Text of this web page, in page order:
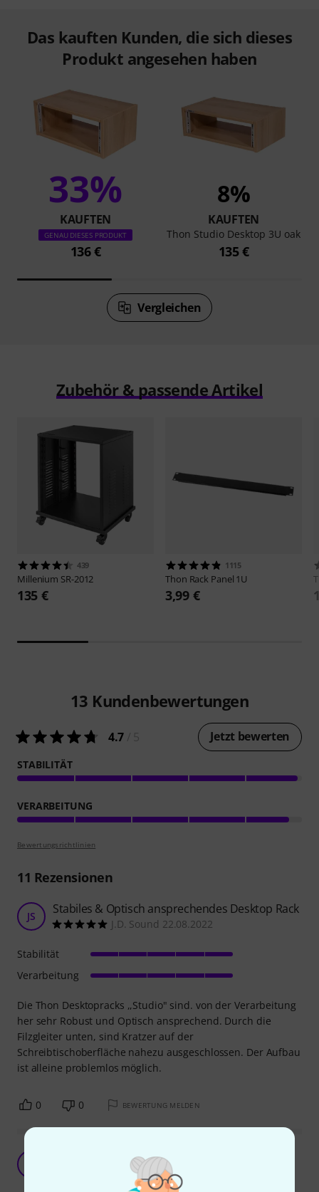
Das kauften Kunden, die sich dieses
Produkt angesehen haben
33%
KAUFTEN
GENAU DIESES PRODUKT
136 €
8%
KAUFTEN
Thon Studio Desktop 3U oak
135 €
Vergleichen
Zubehör & passende Artikel
439
Millenium SR-2012
135 €
1115
Thon Rack Panel 1U
3,99 €
13 Kundenbewertungen
4.7 Jetzt bewerten
STABILITÄT
VERARBEITUNG
Bewertungsrichtlinien
11 Rezensionen
JS Stabiles & Optisch ansprechendes Desktop Rack
J.D. Sound 22.08.2022
Die Thon Desktopracks ,,Studio" sind. von der Verarbeitung
her sehr Robust und Optisch ansprechend. Durch die
Filzgleiter unten, sind Kratzer auf der
Schreibtischoberfläche nahezu ausgeschlossen. Der Aufbau
ist alleine problemlos möglich.
Stabilität
Verarbeitung
0 0 BEWERTUNG MELDEN
Studio Hannover 28.11.2023